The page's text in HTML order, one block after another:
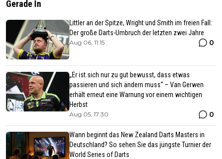
Gerade In
Littler an der Spitze, Wright und Smith im freien Fall:
Der große Darts-Umbruch der letzten zwei Jahre
Aug 06, 11:15 0
„Er ist sich nur zu gut bewusst, dass etwas
passieren und sich ändern muss“ – Van Gerwen
erhält erneut eine Warnung vor einem wichtigen
Herbst
Aug 05, 17:30 0
Wann beginnt das New Zealand Darts Masters in
Deutschland? So sehen Sie das jüngste Turnier der
World Series of Darts